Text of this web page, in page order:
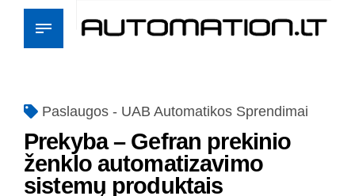
Paslaugos - UAB Automatikos Sprendimai
Prekyba – Gefran prekinio
ženklo automatizavimo
sistemų produktais